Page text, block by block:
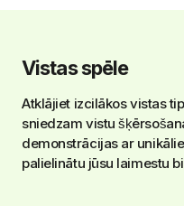
Vistas spēle
Atklājiet izcilākos vistas
sniedzam vistu
demonstrācijas ar
palielinātu jūsu laimestu